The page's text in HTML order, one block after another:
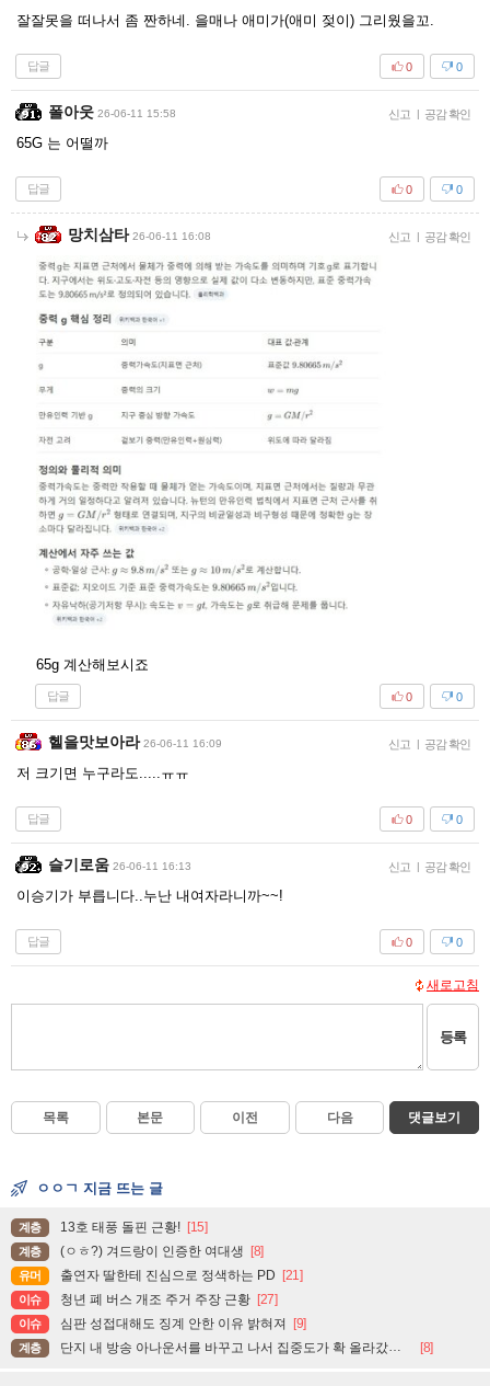
잘잘못을 떠나서 좀 짠하네. 을매나 애미가(애미 젖이) 그리웠을꼬.
답글 0
0
폴아웃 26-06-11 15:58 신고 | 공감 확인
65G 는 어떨까
답글 0
0
망치삼타 26-06-11 16:08 신고 | 공감 확인
65g 계산해보시죠
답글 0
0
헬을맛보아라 26-06-11 16:09 신고 | 공감 확인
저 크기면 누구라도.....ㅠㅠ
답글 0
0
슬기로움 26-06-11 16:13 신고 | 공감 확인
이승기가 부릅니다..누난 내여자라니까~~!
답글 0
0
새로고침
등록
목록 본문 이전 다음 댓글보기
ㅇㅇㄱ 지금 뜨는 글
계층 13호 태풍 돌핀 근황! [15]
계층 (ㅇㅎ?) 겨드랑이 인증한 여대생 [8]
유머 출연자 딸한테 진심으로 정색하는 PD [21]
이슈 청년 폐 버스 개조 주거 주장 근황 [27]
이슈 심판 성접대해도 징계 안한 이유 밝혀져 [9]
계층 단지 내 방송 아나운서를 바꾸고 나서 집중도가 확 올라갔다는 한 아파트의 안내방송 [8]